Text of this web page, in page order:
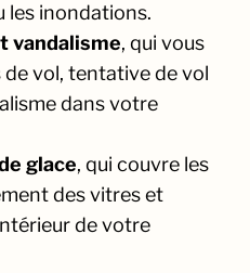
les inondations.
vandalisme, qui vous
de vol, tentative de vol
dans votre
glace, qui couvre les
des vitres et
de votre